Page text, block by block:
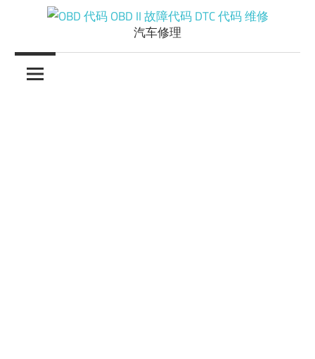
content
OBD
代
汽车修理